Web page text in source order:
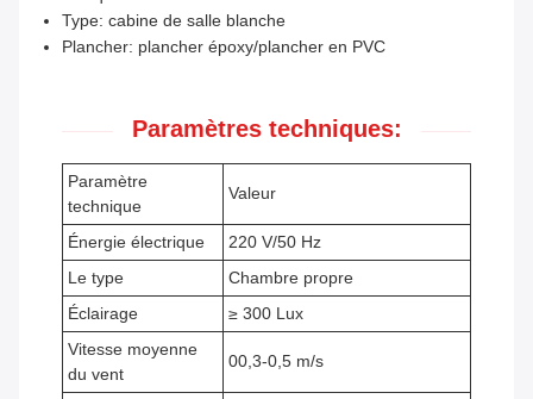
Type: cabine de salle blanche
Plancher: plancher époxy/plancher en PVC
Paramètres techniques:
Paramètre
technique
Valeur
Énergie électrique
220 V/50 Hz
Le type
Chambre propre
Éclairage
≥ 300 Lux
Vitesse moyenne
du vent
00,3-0,5 m/s